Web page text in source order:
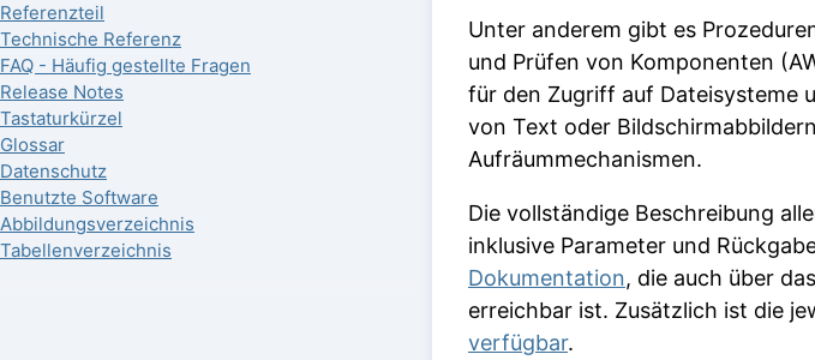
Referenzteil
Technische Referenz
FAQ - Häufig gestellte Fragen
Release Notes
Tastaturkürzel
Glossar
Datenschutz
Benutzte Software
Abbildungsverzeichnis
Tabellenverzeichnis
Unter anderem gibt es
und Prüfen von Komponenten
für den Zugriff auf Dateisysteme
von Text oder
Aufräummechanismen.
Die vollständige Beschreibung
inklusive Parameter und
Dokumentation, die auch über
erreichbar ist. Zusätzlich ist die
verfügbar.